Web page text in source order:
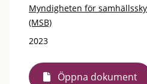
Myndigheten för
(MSB)
2023
Öppna dokument